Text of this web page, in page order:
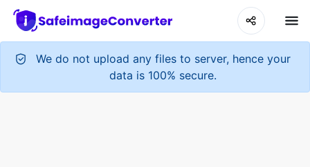
We do not upload any files to server, hence your
data is 100% secure.